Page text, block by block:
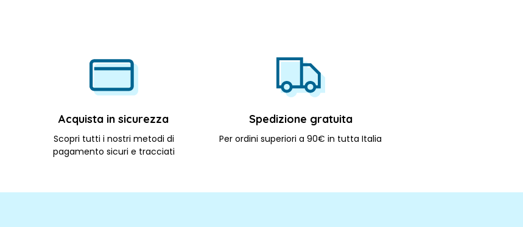
Acquista in sicurezza
Scopri tutti i nostri metodi di
pagamento sicuri e tracciati
Spedizione gratuita
Per ordini superiori a 90€ in tutta Italia